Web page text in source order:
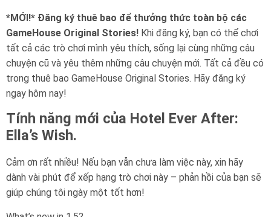
*MỚI!* Đăng ký thuê bao để thưởng thức toàn bộ các
GameHouse Original Stories! Khi đăng ký, bạn có thể chơi
tất cả các trò chơi mình yêu thích, sống lại cùng những câu
chuyện cũ và yêu thêm những câu chuyện mới. Tất cả đều có
trong thuê bao GameHouse Original Stories. Hãy đăng ký
ngay hôm nay!
Tính năng mới của Hotel Ever After:
Ella’s Wish.
Cảm ơn rất nhiều! Nếu bạn vẫn chưa làm việc này, xin hãy
dành vài phút để xếp hạng trò chơi này – phản hồi của bạn sẽ
giúp chúng tôi ngày một tốt hơn!